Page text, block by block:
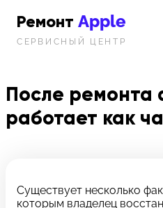
Ремонт Apple
СЕРВИСНЫЙ ЦЕНТР
iPad
MacBook
Новости
i-info
После ремонта
работает как
Существует несколько
которым владелец